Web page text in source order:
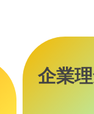
企業